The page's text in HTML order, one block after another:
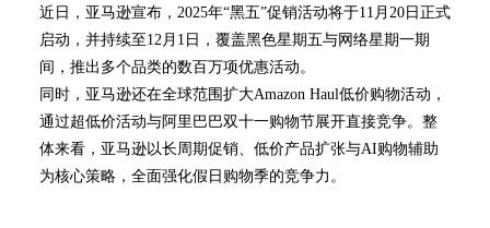
近日，亚马逊宣布，2025年“黑五”促销活动将于11月20日正式
启动，并持续至12月1日，覆盖黑色星期五与网络星期一期
间，推出多个品类的数百万项优惠活动。
同时，亚马逊还在全球范围扩大Amazon Haul低价购物活动，
通过超低价活动与阿里巴巴双十一购物节展开直接竞争。整
体来看，亚马逊以长周期促销、低价产品扩张与AI购物辅助
为核心策略，全面强化假日购物季的竞争力。